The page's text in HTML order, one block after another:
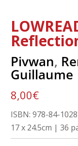
Pivwan,
Guillaume
8,00€
ISBN: 978-84-
17 x 24.5cm | 36